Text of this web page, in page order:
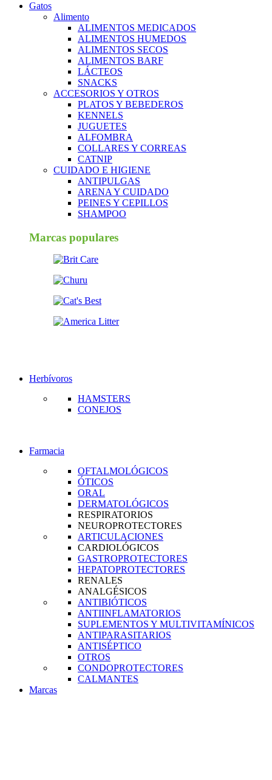
Gatos
Alimento
ALIMENTOS MEDICADOS
ALIMENTOS HUMEDOS
ALIMENTOS SECOS
ALIMENTOS BARF
LÁCTEOS
SNACKS
ACCESORIOS Y OTROS
PLATOS Y BEBEDEROS
KENNELS
JUGUETES
ALFOMBRA
COLLARES Y CORREAS
CATNIP
CUIDADO E HIGIENE
ANTIPULGAS
ARENA Y CUIDADO
PEINES Y CEPILLOS
SHAMPOO
Marcas populares
Herbívoros
HAMSTERS
CONEJOS
Farmacia
OFTALMOLÓGICOS
ÓTICOS
ORAL
DERMATOLÓGICOS
RESPIRATORIOS
NEUROPROTECTORES
ARTICULACIONES
CARDIOLÓGICOS
GASTROPROTECTORES
HEPATOPROTECTORES
RENALES
ANALGÉSICOS
ANTIBIÓTICOS
ANTIINFLAMATORIOS
SUPLEMENTOS Y MULTIVITAMÍNICOS
ANTIPARASITARIOS
ANTISÉPTICO
OTROS
CONDOPROTECTORES
CALMANTES
Marcas